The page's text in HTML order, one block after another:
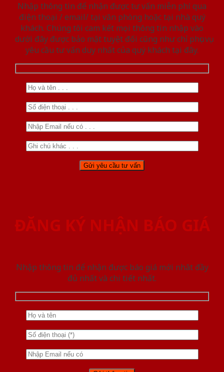
Nhập thông tin để nhận được tư vấn miễn phí qua
điện thoại / email/ tại văn phòng hoặc tại nhà quý
khách. Chúng tôi cam kết mọi thông tin nhập vào
dưới đây được bảo mật tuyệt đối cũng như chỉ phục vụ
yêu cầu tư vấn duy nhất của quý khách tại đây.
ĐĂNG KÝ NHẬN BÁO GIÁ
Nhập thông tin để nhận được báo giá mới nhât đầy
đủ nhất và chi tiết nhất.